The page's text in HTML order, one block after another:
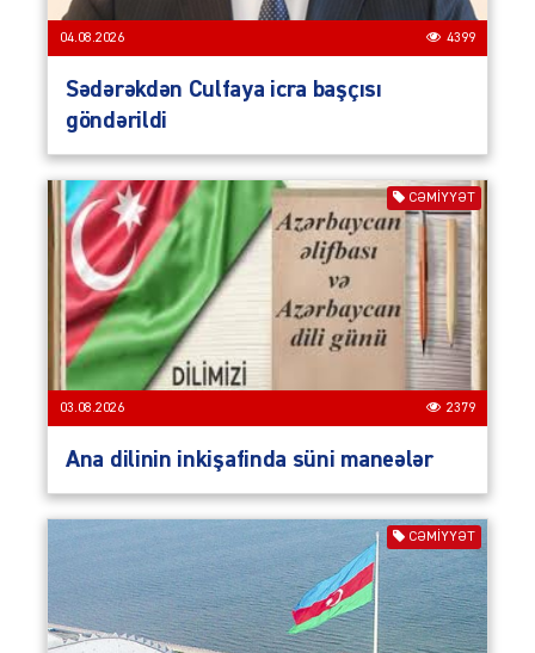
04.08.2026 4399
Sədərəkdən Culfaya icra başçısı
göndərildi
CƏMIYYƏT
03.08.2026 2379
Ana dilinin inkişafinda süni maneələr
CƏMIYYƏT